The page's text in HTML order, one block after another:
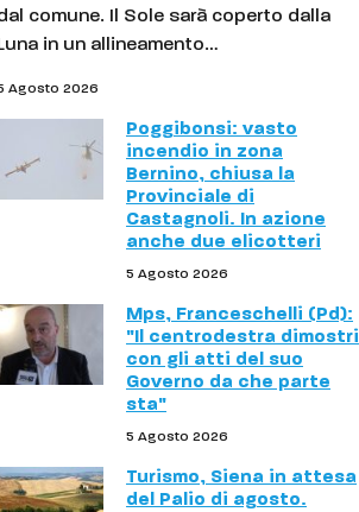
comune. Il Sole sarà coperto dalla
Luna in un allineamento…
Agosto 2026
Poggibonsi: vasto
incendio in zona
Bernino, chiusa la
Provinciale di
Castagnoli. In azione
anche due elicotteri
5 Agosto 2026
Mps, Franceschelli (Pd):
"Il centrodestra dimostri
con gli atti del suo
Governo da che parte
sta"
5 Agosto 2026
Turismo, Siena in attesa
del Palio di agosto.